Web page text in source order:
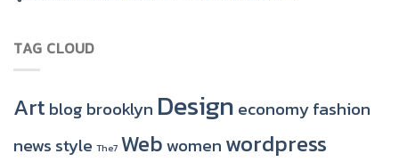
TAG CLOUD
Art blog brooklyn Design economyfashion
news style The7 Webwomen wordpress